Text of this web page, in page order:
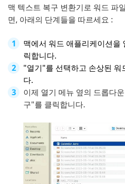
맥 텍스트 복구 변환기로 워드 파
면, 아래의 단계들을 따르세요 :
맥에서 워드 애플리케이션을
릭합니다.
"열기"를 선택하고 손상된 워
다.
이제 열기 메뉴 옆의 드롭다
구"를 클릭합니다.